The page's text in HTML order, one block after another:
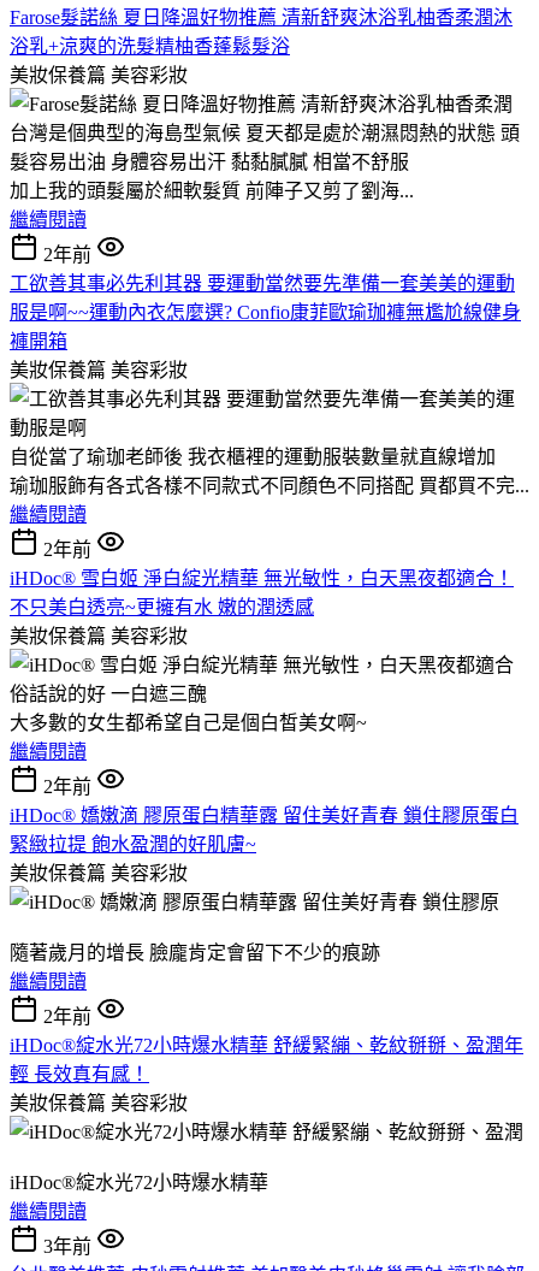
Farose髮諾絲 夏日降溫好物推薦 清新舒爽沐浴乳柚香柔潤沐
浴乳+涼爽的洗髮精柚香蓬鬆髮浴
美妝保養篇 美容彩妝
台灣是個典型的海島型氣候 夏天都是處於潮濕悶熱的狀態 頭
髮容易出油 身體容易出汗 黏黏膩膩 相當不舒服
加上我的頭髮屬於細軟髮質 前陣子又剪了劉海...
繼續閱讀
2年前
工欲善其事必先利其器 要運動當然要先準備一套美美的運動
服是啊~~運動內衣怎麼選? Confio康菲歐瑜珈褲無尷尬線健身
褲開箱
美妝保養篇 美容彩妝
自從當了瑜珈老師後 我衣櫃裡的運動服裝數量就直線增加
瑜珈服飾有各式各樣不同款式不同顏色不同搭配 買都買不完...
繼續閱讀
2年前
iHDoc® 雪白姬 淨白綻光精華 無光敏性，白天黑夜都適合！
不只美白透亮~更擁有水 嫩的潤透感
美妝保養篇 美容彩妝
俗話說的好 一白遮三醜
大多數的女生都希望自己是個白皙美女啊~
繼續閱讀
2年前
iHDoc® 嬌嫩滴 膠原蛋白精華露 留住美好青春 鎖住膠原蛋白
緊緻拉提 飽水盈潤的好肌膚~
美妝保養篇 美容彩妝
隨著歲月的增長 臉龐肯定會留下不少的痕跡
繼續閱讀
2年前
iHDoc®綻水光72小時爆水精華 舒緩緊繃、乾紋掰掰、盈潤年
輕 長效真有感！
美妝保養篇 美容彩妝
iHDoc®綻水光72小時爆水精華
繼續閱讀
3年前